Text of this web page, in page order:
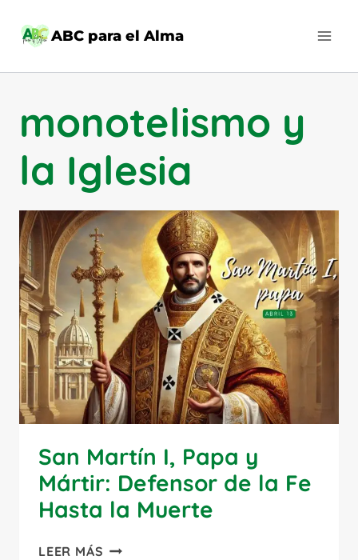
ABC para el Alma
monotelismo y
la Iglesia
San Martín I, Papa y
Mártir: Defensor de la Fe
Hasta la Muerte
LEER MÁS SAN